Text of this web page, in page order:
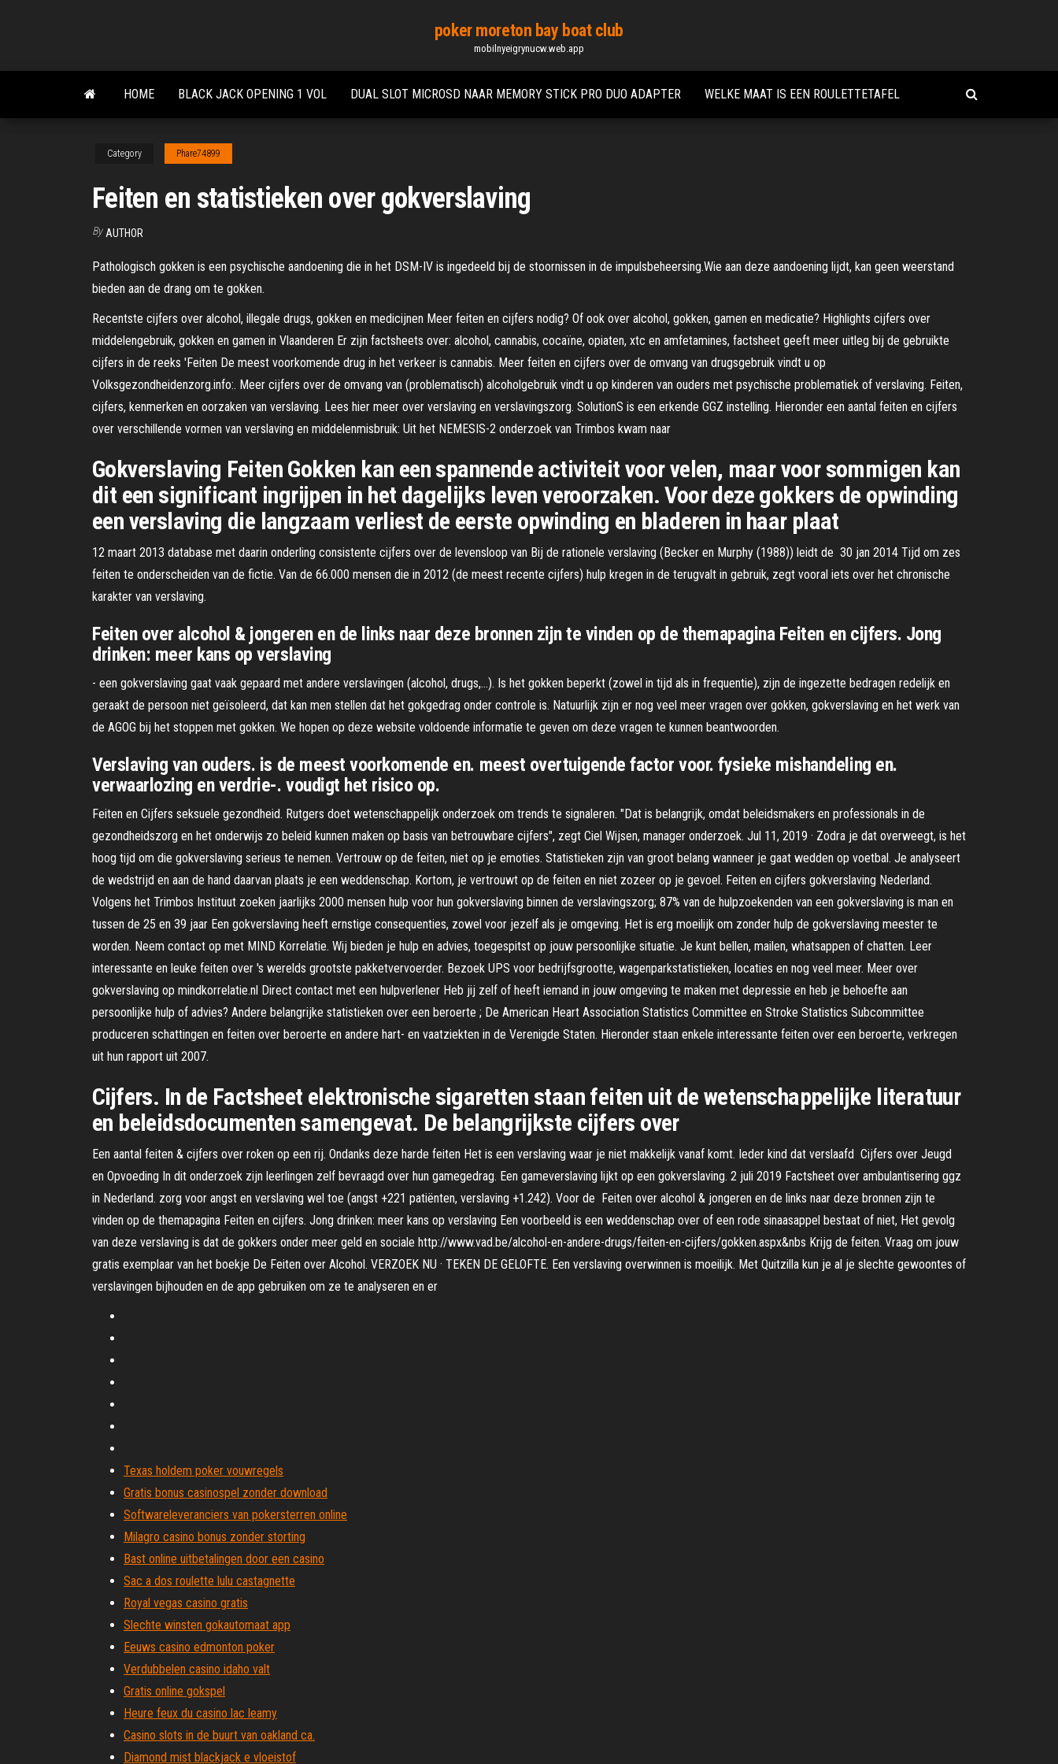
content
poker moreton bay boat club
mobilnyeigrynucw.web.app
HOME BLACK JACK OPENING 1 VOL DUAL SLOT MICROSD NAAR MEMORY STICK PRO DUO ADAPTER WELKE MAAT IS EEN ROULETTETAFEL
Category Phare74899
Feiten en statistieken over gokverslaving
By AUTHOR
Pathologisch gokken is een psychische aandoening die in het DSM-IV is ingedeeld bij de stoornissen in de impulsbeheersing.Wie aan deze aandoening lijdt, kan geen weerstand
bieden aan de drang om te gokken.
Recentste cijfers over alcohol, illegale drugs, gokken en medicijnen Meer feiten en cijfers nodig? Of ook over alcohol, gokken, gamen en medicatie? Highlights cijfers over
middelengebruik, gokken en gamen in Vlaanderen Er zijn factsheets over: alcohol, cannabis, cocaïne, opiaten, xtc en amfetamines, factsheet geeft meer uitleg bij de gebruikte
cijfers in de reeks 'Feiten De meest voorkomende drug in het verkeer is cannabis. Meer feiten en cijfers over de omvang van drugsgebruik vindt u op
Volksgezondheidenzorg.info:. Meer cijfers over de omvang van (problematisch) alcoholgebruik vindt u op kinderen van ouders met psychische problematiek of verslaving. Feiten,
cijfers, kenmerken en oorzaken van verslaving. Lees hier meer over verslaving en verslavingszorg. SolutionS is een erkende GGZ instelling. Hieronder een aantal feiten en cijfers
over verschillende vormen van verslaving en middelenmisbruik: Uit het NEMESIS-2 onderzoek van Trimbos kwam naar
Gokverslaving Feiten Gokken kan een spannende activiteit voor velen, maar voor sommigen kan
dit een significant ingrijpen in het dagelijks leven veroorzaken. Voor deze gokkers de opwinding
een verslaving die langzaam verliest de eerste opwinding en bladeren in haar plaat
12 maart 2013 database met daarin onderling consistente cijfers over de levensloop van Bij de rationele verslaving (Becker en Murphy (1988)) leidt de 30 jan 2014 Tijd om zes
feiten te onderscheiden van de fictie. Van de 66.000 mensen die in 2012 (de meest recente cijfers) hulp kregen in de terugvalt in gebruik, zegt vooral iets over het chronische
karakter van verslaving.
Feiten over alcohol & jongeren en de links naar deze bronnen zijn te vinden op de themapagina Feiten en cijfers. Jong
drinken: meer kans op verslaving
- een gokverslaving gaat vaak gepaard met andere verslavingen (alcohol, drugs,…). Is het gokken beperkt (zowel in tijd als in frequentie), zijn de ingezette bedragen redelijk en
geraakt de persoon niet geïsoleerd, dat kan men stellen dat het gokgedrag onder controle is. Natuurlijk zijn er nog veel meer vragen over gokken, gokverslaving en het werk van
de AGOG bij het stoppen met gokken. We hopen op deze website voldoende informatie te geven om deze vragen te kunnen beantwoorden.
Verslaving van ouders. is de meest voorkomende en. meest overtuigende factor voor. fysieke mishandeling en.
verwaarlozing en verdrie-. voudigt het risico op.
Feiten en Cijfers seksuele gezondheid. Rutgers doet wetenschappelijk onderzoek om trends te signaleren. "Dat is belangrijk, omdat beleidsmakers en professionals in de
gezondheidszorg en het onderwijs zo beleid kunnen maken op basis van betrouwbare cijfers", zegt Ciel Wijsen, manager onderzoek. Jul 11, 2019 · Zodra je dat overweegt, is het
hoog tijd om die gokverslaving serieus te nemen. Vertrouw op de feiten, niet op je emoties. Statistieken zijn van groot belang wanneer je gaat wedden op voetbal. Je analyseert
de wedstrijd en aan de hand daarvan plaats je een weddenschap. Kortom, je vertrouwt op de feiten en niet zozeer op je gevoel. Feiten en cijfers gokverslaving Nederland.
Volgens het Trimbos Instituut zoeken jaarlijks 2000 mensen hulp voor hun gokverslaving binnen de verslavingszorg; 87% van de hulpzoekenden van een gokverslaving is man en
tussen de 25 en 39 jaar Een gokverslaving heeft ernstige consequenties, zowel voor jezelf als je omgeving. Het is erg moeilijk om zonder hulp de gokverslaving meester te
worden. Neem contact op met MIND Korrelatie. Wij bieden je hulp en advies, toegespitst op jouw persoonlijke situatie. Je kunt bellen, mailen, whatsappen of chatten. Leer
interessante en leuke feiten over 's werelds grootste pakketvervoerder. Bezoek UPS voor bedrijfsgrootte, wagenparkstatistieken, locaties en nog veel meer. Meer over
gokverslaving op mindkorrelatie.nl Direct contact met een hulpverlener Heb jij zelf of heeft iemand in jouw omgeving te maken met depressie en heb je behoefte aan
persoonlijke hulp of advies? Andere belangrijke statistieken over een beroerte ; De American Heart Association Statistics Committee en Stroke Statistics Subcommittee
produceren schattingen en feiten over beroerte en andere hart- en vaatziekten in de Verenigde Staten. Hieronder staan enkele interessante feiten over een beroerte, verkregen
uit hun rapport uit 2007.
Cijfers. In de Factsheet elektronische sigaretten staan feiten uit de wetenschappelijke literatuur
en beleidsdocumenten samengevat. De belangrijkste cijfers over
Een aantal feiten & cijfers over roken op een rij. Ondanks deze harde feiten Het is een verslaving waar je niet makkelijk vanaf komt. Ieder kind dat verslaafd Cijfers over Jeugd
en Opvoeding In dit onderzoek zijn leerlingen zelf bevraagd over hun gamegedrag. Een gameverslaving lijkt op een gokverslaving. 2 juli 2019 Factsheet over ambulantisering ggz
in Nederland. zorg voor angst en verslaving wel toe (angst +221 patiënten, verslaving +1.242). Voor de Feiten over alcohol & jongeren en de links naar deze bronnen zijn te
vinden op de themapagina Feiten en cijfers. Jong drinken: meer kans op verslaving Een voorbeeld is een weddenschap over of een rode sinaasappel bestaat of niet, Het gevolg
van deze verslaving is dat de gokkers onder meer geld en sociale http://www.vad.be/alcohol-en-andere-drugs/feiten-en-cijfers/gokken.aspx&nbs Krijg de feiten. Vraag om jouw
gratis exemplaar van het boekje De Feiten over Alcohol. VERZOEK NU · TEKEN DE GELOFTE. Een verslaving overwinnen is moeilijk. Met Quitzilla kun je al je slechte gewoontes of
verslavingen bijhouden en de app gebruiken om ze te analyseren en er
Texas holdem poker vouwregels
Gratis bonus casinospel zonder download
Softwareleveranciers van pokersterren online
Milagro casino bonus zonder storting
Bast online uitbetalingen door een casino
Sac a dos roulette lulu castagnette
Royal vegas casino gratis
Slechte winsten gokautomaat app
Eeuws casino edmonton poker
Verdubbelen casino idaho valt
Gratis online gokspel
Heure feux du casino lac leamy
Casino slots in de buurt van oakland ca.
Diamond mist blackjack e vloeistof